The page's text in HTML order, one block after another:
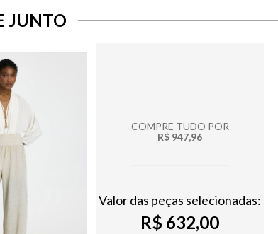
JUNTO
COMPRE TUDO POR
R$ 947,96
Valor das peças selecionadas:
R$ 632,00